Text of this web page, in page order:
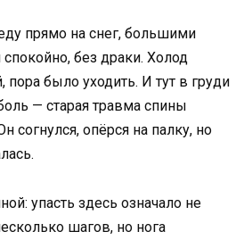
прямо на снег, большими
без драки. Холод
пора было уходить. И тут в груди
— старая травма спины
согнулся, опёрся на палку, но
упасть здесь означало не
шагов, но нога